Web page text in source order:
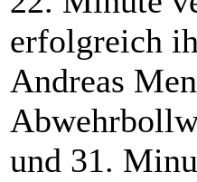
erfolgreich
Andreas
und 31.